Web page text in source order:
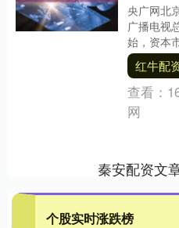
央广网北
广播电视
始，资本
资金等被
行动....
红牛配
查看：
网
秦安配资文
个股实时涨跌榜